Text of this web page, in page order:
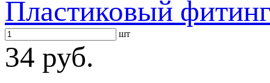
Пластиковый
шт
34 руб.